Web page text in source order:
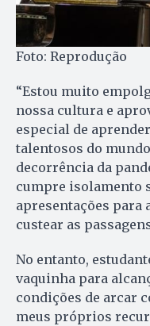
Foto: Reprodução
“Estou muito
nossa cultura e
especial de
talentosos do
decorrência da
cumpre isolamento
apresentações para
custear as
No entanto,
vaquinha para
condições de arcar
meus próprios